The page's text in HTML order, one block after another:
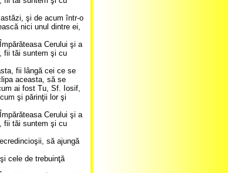
şi de acum într-o
nici unul dintre ei,
Cerului şi a
fii tăi suntem şi cu
fii lângă cei ce se
aceasta, să se
ai fost Tu, Sf. Iosif,
şi părinţii lor şi
Cerului şi a
fii tăi suntem şi cu
să ajungă
cele de trebuinţă